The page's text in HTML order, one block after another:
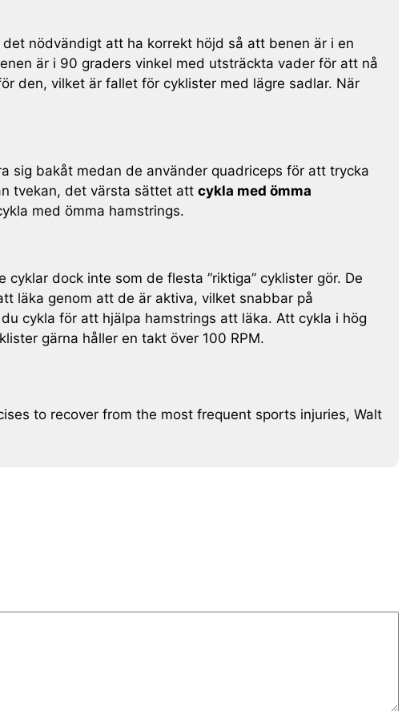
nödvändigt att ha korrekt höjd så att benen är i en
är i 90 graders vinkel med utsträckta vader för att nå
den, vilket är fallet för cyklister med lägre sadlar. När
sig bakåt medan de använder quadriceps för att trycka
tvekan, det värsta sättet att cykla med ömma
med ömma hamstrings.
dock inte som de flesta ”riktiga” cyklister gör. De
läka genom att de är aktiva, vilket snabbar på
cykla för att hjälpa hamstrings att läka. Att cykla i hög
gärna håller en takt över 100 RPM.
to recover from the most frequent sports injuries, Walt